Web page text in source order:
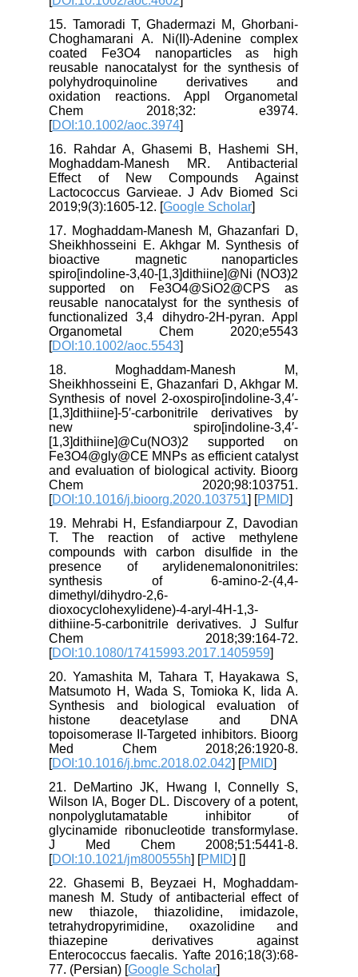
15. Tamoradi T, Ghadermazi M, Ghorbani-
Choghamarani A. Ni(II)-Adenine complex
coated Fe3O4 nanoparticles as high
reusable nanocatalyst for the synthesis of
polyhydroquinoline derivatives and
oxidation reactions. Appl Organometal
Chem 2018;32: e3974.
[DOI:10.1002/aoc.3974
16. Rahdar A, Ghasemi B, Hashemi SH,
Moghaddam-Manesh MR. Antibacterial
Effect of New Compounds Against
Lactococcus Garvieae. J Adv Biomed Sci
2019;9(3):1605-12. [Google Scholar
17. Moghaddam-Manesh M, Ghazanfari D,
Sheikhhosseini E. Akhgar M. Synthesis of
bioactive magnetic nanoparticles
spiro[indoline-3,40-[1,3]dithiine]@Ni (NO3)2
supported on Fe3O4@SiO2@CPS as
reusable nanocatalyst for the synthesis of
functionalized 3,4 dihydro-2H-pyran. Appl
Organometal Chem 2020;e5543
[DOI:10.1002/aoc.5543
18. Moghaddam-Manesh M,
Sheikhhosseini E, Ghazanfari D, Akhgar M.
Synthesis of novel 2-oxospiro[indoline-3,4′-
[1,3]dithiine]-5′-carbonitrile derivatives by
new spiro[indoline-3,4′-
[1,3]dithiine]@Cu(NO3)2 supported on
Fe3O4@gly@CE MNPs as efficient catalyst
and evaluation of biological activity. Bioorg
Chem 2020;98:103751.
[DOI:10.1016/j.bioorg.2020.103751] [PMID
19. Mehrabi H, Esfandiarpour Z, Davodian
T. The reaction of active methylene
compounds with carbon disulfide in the
presence of arylidenemalononitriles:
synthesis of 6-amino-2-(4,4-
dimethyl/dihydro-2,6-
dioxocyclohexylidene)-4-aryl-4H-1,3-
dithiine-5-carbonitrile derivatives. J Sulfur
Chem 2018;39:164-72.
[DOI:10.1080/17415993.2017.1405959
20. Yamashita M, Tahara T, Hayakawa S,
Matsumoto H, Wada S, Tomioka K, Iida A.
Synthesis and biological evaluation of
histone deacetylase and DNA
topoisomerase II-Targeted inhibitors. Bioorg
Med Chem 2018;26:1920-8.
[DOI:10.1016/j.bmc.2018.02.042] [PMID
21. DeMartino JK, Hwang I, Connelly S,
Wilson IA, Boger DL. Discovery of a potent,
nonpolyglutamatable inhibitor of
glycinamide ribonucleotide transformylase.
J Med Chem 2008;51:5441-8.
[DOI:10.1021/jm800555h] [PMID] [
22. Ghasemi B, Beyzaei H, Moghaddam-
manesh M. Study of antibacterial effect of
new thiazole, thiazolidine, imidazole,
tetrahydropyrimidine, oxazolidine and
thiazepine derivatives against
Enterococcus faecalis. Yafte 2016;18(3):68-
77. (Persian) [Google Scholar